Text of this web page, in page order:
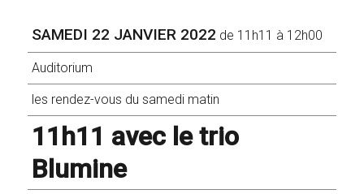
SAMEDI 22 JANVIER 2022 de 11h11 à 12h00
Auditorium
les rendez-vous du samedi matin
11h11 avec le trio
Blumine